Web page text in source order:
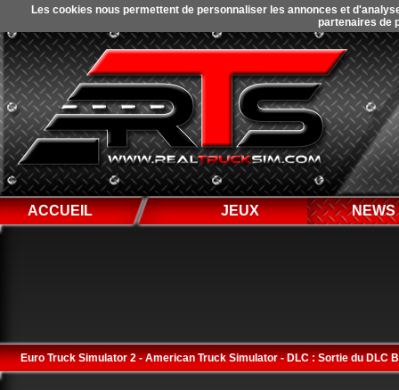
ACCUEIL JEUX NEWS
Euro Truck Simulator 2 - American Truck Simulator - DLC : Sortie du DLC
Les cookies nous permettent de personnaliser les annonces et
partenaires de